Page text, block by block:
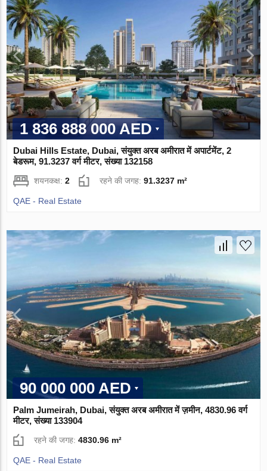
1 836 888 000 AED
Dubai Hills Estate, Dubai, संयुक्त अरब अमीरात में अपार्टमेंट, 2
बेडरूम, 91.3237 वर्ग मीटर, संख्या 132158
शयनकक्ष:2 रहने की जगह:91.3237 m²
QAE - Real Estate
90 000 000 AED
Palm Jumeirah, Dubai, संयुक्त अरब अमीरात में ज़मीन, 4830.96 वर्ग
मीटर, संख्या 133904
रहने की जगह:4830.96 m²
QAE - Real Estate